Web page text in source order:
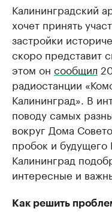
Калининградский
хочет принять
застройки
скоро представит
этом он сообщил
радиостанции
Калининград». В
поводу самых
вокруг Дома
пробок и будущего
Калининград
интересные и
Как решить